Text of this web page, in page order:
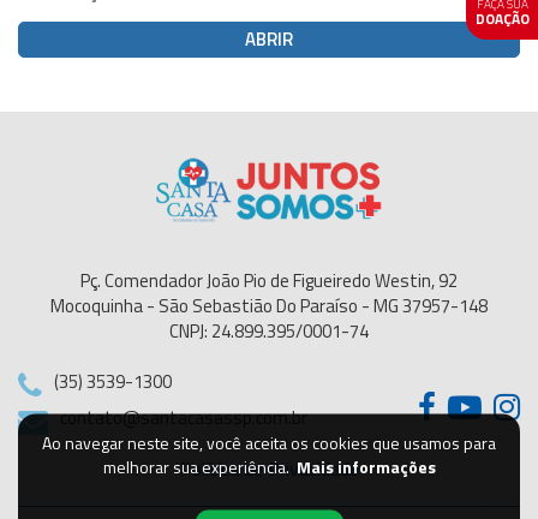
FAÇA SUA
DOAÇÃO
ABRIR
Ao navegar neste site, você aceita os cookies que usamos para
melhorar sua experiência. Mais informações
Pç. Comendador João Pio de Figueiredo Westin, 92
Mocoquinha - São Sebastião Do Paraíso - MG 37957-148
CNPJ: 24.899.395/0001-74
(35) 3539-1300
contato@santacasassp.com.br
Política de Privacidade